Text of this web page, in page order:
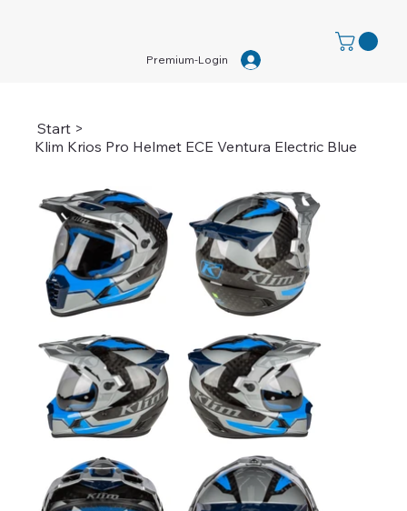
Premium-Login
Start >
Klim Krios Pro Helmet ECE Ventura Electric Blue